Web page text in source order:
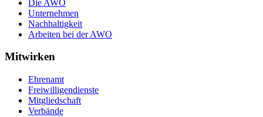
Die AWO
Unternehmen
Nachhaltigkeit
Arbeiten bei der AWO
Mitwirken
Ehrenamt
Freiwilligendienste
Mitgliedschaft
Verbände